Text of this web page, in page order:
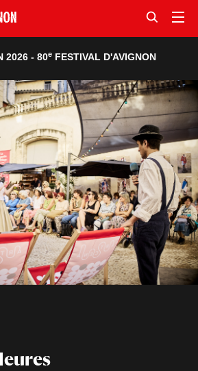
2026 - 80eFESTIVAL D'AVIGNON